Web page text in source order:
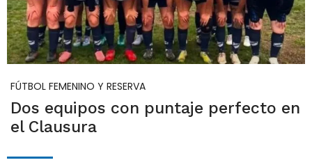
FÚTBOL FEMENINO Y RESERVA
Dos equipos con puntaje perfecto en
el Clausura